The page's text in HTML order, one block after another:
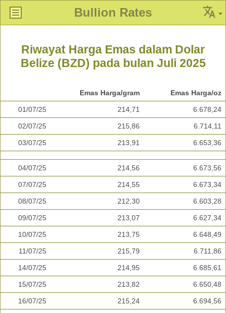
Bullion Rates
Riwayat Harga Emas dalam Dolar
Belize (BZD) pada bulan Juli 2025
Emas Harga/gram Emas Harga/oz
01/07/25 214,71 6.678,24
02/07/25 215,86 6.714,11
03/07/25 213,91 6.653,36
04/07/25 214,56 6.673,56
07/07/25 214,55 6.673,34
08/07/25 212,30 6.603,28
09/07/25 213,07 6.627,34
10/07/25 213,75 6.648,49
11/07/25 215,79 6.711,86
14/07/25 214,95 6.685,61
15/07/25 213,82 6.650,48
16/07/25 215,24 6.694,56